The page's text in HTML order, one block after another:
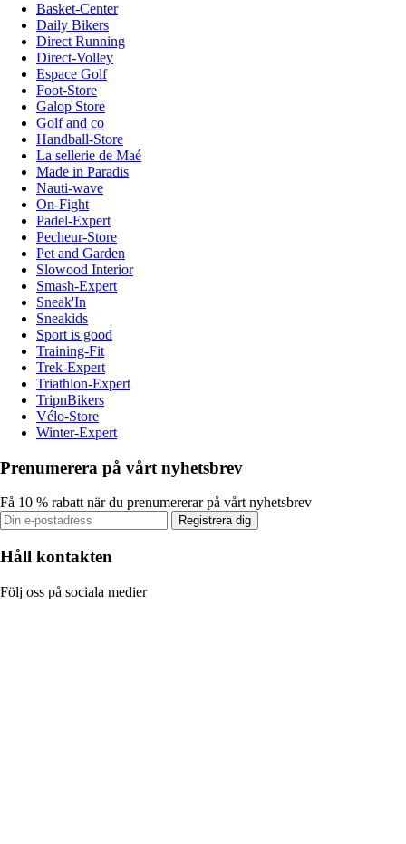
Basket-Center
Daily Bikers
Direct Running
Direct-Volley
Espace Golf
Foot-Store
Galop Store
Golf and co
Handball-Store
La sellerie de Maé
Made in Paradis
Nauti-wave
On-Fight
Padel-Expert
Pecheur-Store
Pet and Garden
Slowood Interior
Smash-Expert
Sneak'In
Sneakids
Sport is good
Training-Fit
Trek-Expert
Triathlon-Expert
TripnBikers
Vélo-Store
Winter-Expert
Prenumerera på vårt nyhetsbrev
Få 10 % rabatt när du prenumererar på vårt nyhetsbrev
Registrera dig
Håll kontakten
Följ oss på sociala medier